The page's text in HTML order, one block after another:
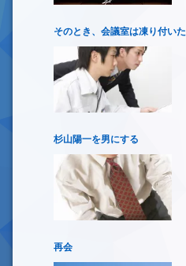
そのとき、会議室は凍り付いた
杉山陽一を男にする
再会